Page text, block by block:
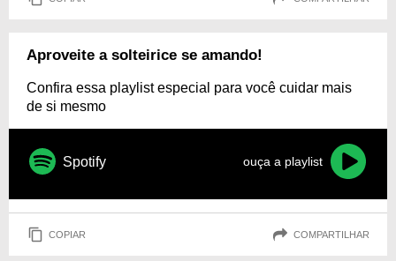
Aproveite a solteirice se amando!
Confira essa playlist especial para você cuidar mais
de si mesmo
Spotify ouça a playlist
COPIAR COMPARTILHAR